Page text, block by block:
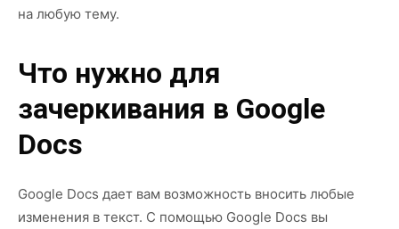
на любую тему.
Что нужно для
зачеркивания в Google
Docs
Google Docs дает вам возможность вносить любые
изменения в текст. С помощью Google Docs вы